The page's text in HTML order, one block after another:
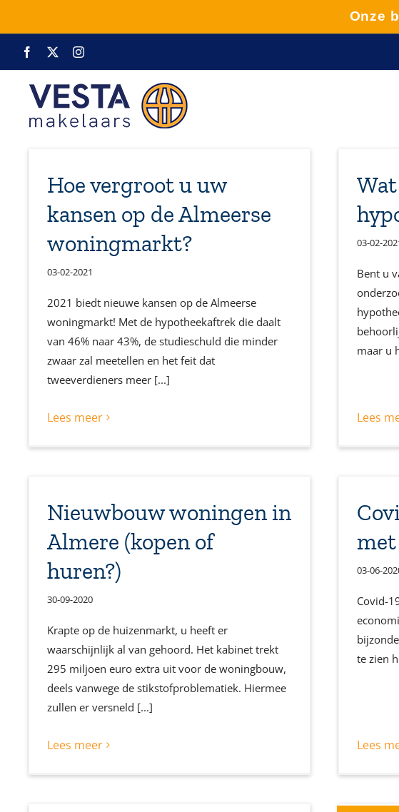
Facebook Instagram
Hoe vergroot u uw
kansen op de Almeerse
woningmarkt?
03-02-2021
2021 biedt nieuwe kansen op de Almeerse
woningmarkt! Met de hypotheekaftrek die daalt
van 46% naar 43%, de studieschuld die minder
zwaar zal meetellen en het feit dat
tweeverdieners meer [...]
Lees meer
03-02-
Bent u
maar u
Lees
Nieuwbouw woningen in
Almere (kopen of
huren?)
30-09-2020
Krapte op de huizenmarkt, u heeft er
waarschijnlijk al van gehoord. Het kabinet trekt
295 miljoen euro extra uit voor de woningbouw,
deels vanwege de stikstofproblematiek. Hiermee
zullen er versneld [...]
Lees meer
03-06-
Covid-
te zien
Lees